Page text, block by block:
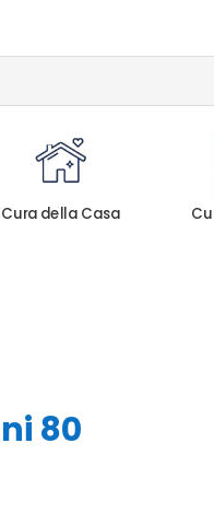
Cura della Casa
80